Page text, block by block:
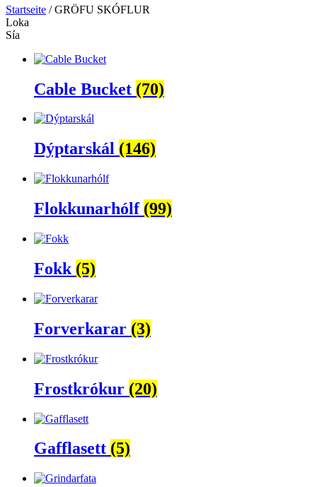
Startseite / GRÖFU SKÓFLUR
Loka
Sía
Cable Bucket (70)
Dýptarskál (146)
Flokkunarhólf (99)
Fokk (5)
Forverkarar (3)
Frostkrókur (20)
Gafflasett (5)